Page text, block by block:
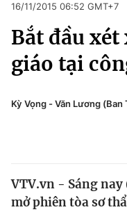
Chuyên mục
Chính trị
Xã hội
Y tế
Xã hội
Pháp luật
Thể thao
Văn hóa - Giải
Giáo dục
16/11/2015 06:52 GMT+7
Bắt đầu xét
giáo tại
Kỳ Vọng - Văn Lương (Ban
VTV.vn - Sáng
mở phiên tòa sơ